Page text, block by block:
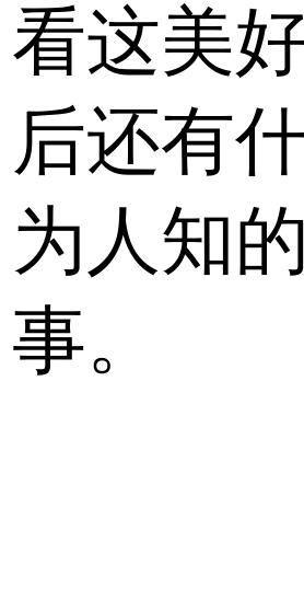
看这美
后还有
为人知
事。